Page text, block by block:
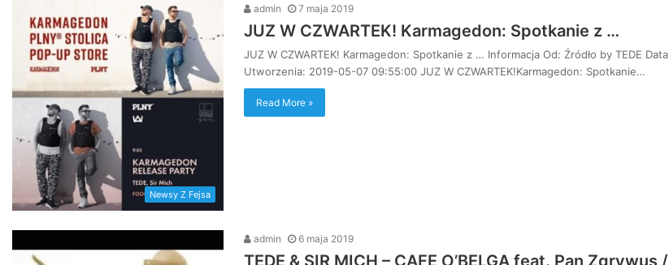
Newsy Z Fejsa
admin 7 maja 2019
JUZ W CZWARTEK! Karmagedon: Spotkanie z …
JUZ W CZWARTEK! Karmagedon: Spotkanie z … Informacja Od: Źródło by TEDE Data
Utworzenia: 2019-05-07 09:55:00 JUZ W CZWARTEK!Karmagedon: Spotkanie…
Read More »
admin 6 maja 2019
TEDE & SIR MICH – CAFE O’BELGA feat. Pan Zgrywus /